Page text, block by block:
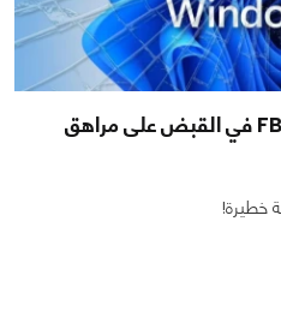
كيف ساعد نظام ويندوز 11 الـ FBI في القبض على مراهق
خطيرة!